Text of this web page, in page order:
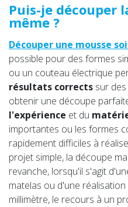
Puis-je découper
même ?
Découper une mousse
possible pour des formes
ou un couteau électrique
résultats corrects sur
obtenir une découpe
l'expérience et du
importantes ou les formes
rapidement difficiles à
projet simple, la découpe
revanche, lorsqu'il s'agit
matelas ou d'une
millimètre, le recours à un